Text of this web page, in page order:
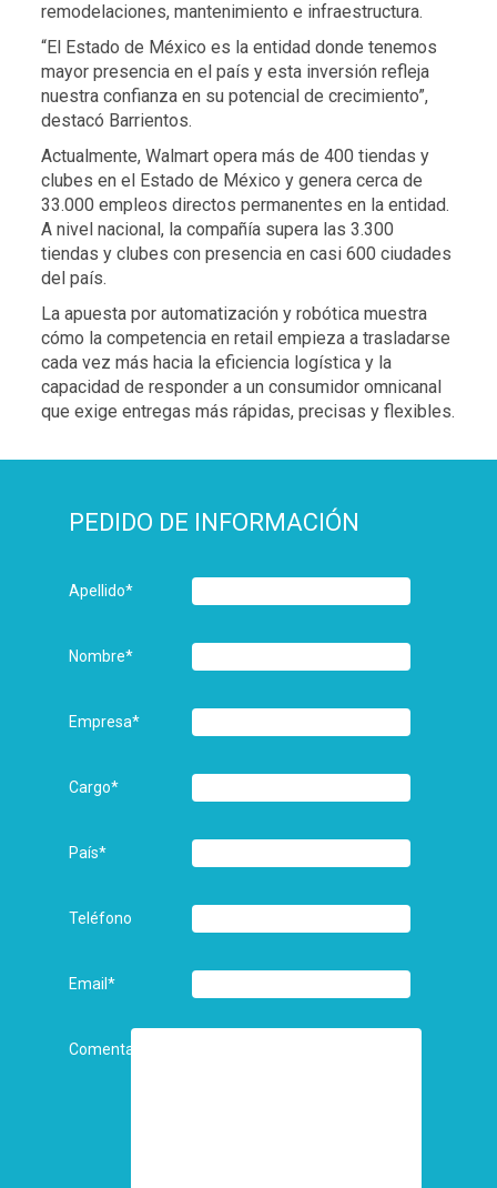
remodelaciones, mantenimiento e infraestructura.
“El Estado de México es la entidad donde tenemos
mayor presencia en el país y esta inversión refleja
nuestra confianza en su potencial de crecimiento”,
destacó Barrientos.
Actualmente, Walmart opera más de 400 tiendas y
clubes en el Estado de México y genera cerca de
33.000 empleos directos permanentes en la entidad.
A nivel nacional, la compañía supera las 3.300
tiendas y clubes con presencia en casi 600 ciudades
del país.
La apuesta por automatización y robótica muestra
cómo la competencia en retail empieza a trasladarse
cada vez más hacia la eficiencia logística y la
capacidad de responder a un consumidor omnicanal
que exige entregas más rápidas, precisas y flexibles.
PEDIDO DE INFORMACIÓN
Apellido*
Nombre*
Empresa*
Cargo*
País*
Teléfono
Email*
Comentarios